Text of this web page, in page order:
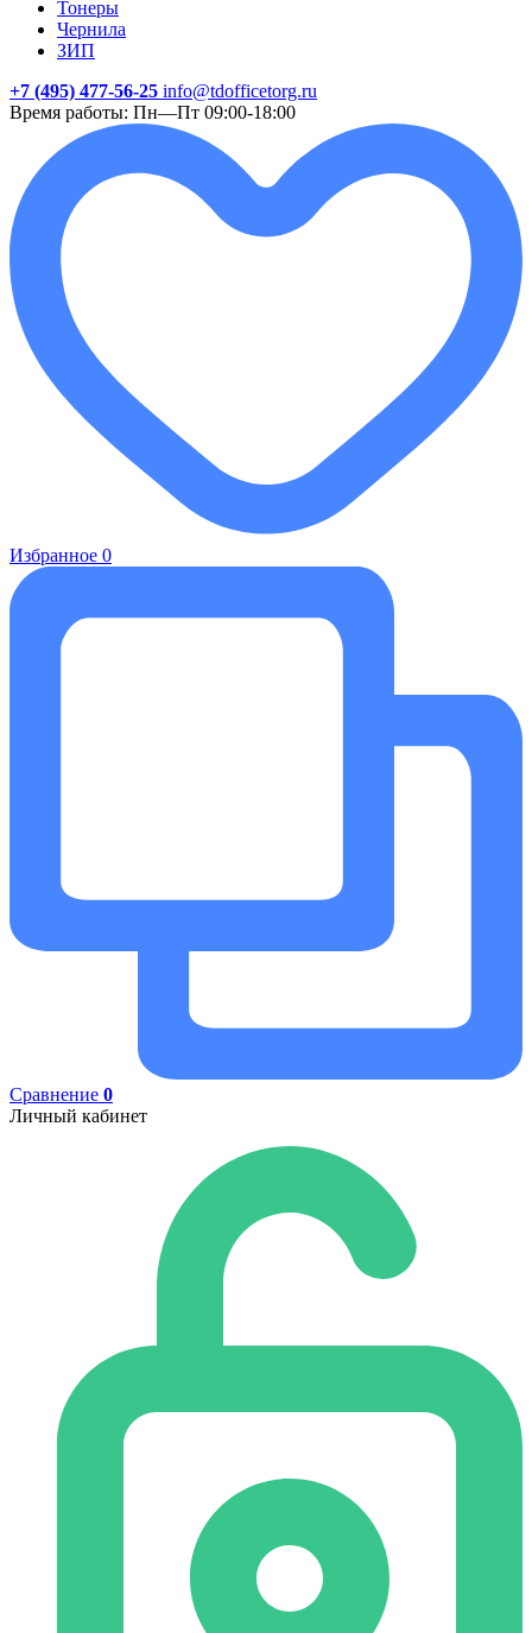
Тонеры
Чернила
ЗИП
+7 (495) 477-56-25 info@tdofficetorg.ru
Время работы: Пн—Пт 09:00-18:00
Избранное 0
Сравнение 0
Личный кабинет